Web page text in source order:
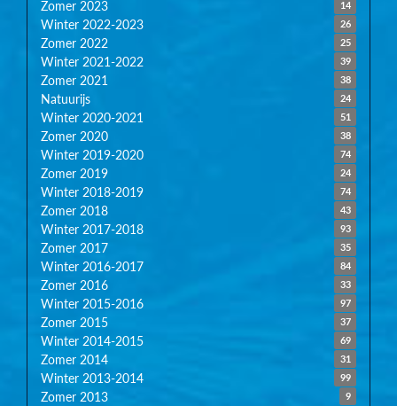
14
Zomer 2023
26
Winter 2022-2023
25
Zomer 2022
39
Winter 2021-2022
38
Zomer 2021
24
Natuurijs
51
Winter 2020-2021
38
Zomer 2020
74
Winter 2019-2020
24
Zomer 2019
74
Winter 2018-2019
43
Zomer 2018
93
Winter 2017-2018
35
Zomer 2017
84
Winter 2016-2017
33
Zomer 2016
97
Winter 2015-2016
37
Zomer 2015
69
Winter 2014-2015
31
Zomer 2014
99
Winter 2013-2014
9
Zomer 2013